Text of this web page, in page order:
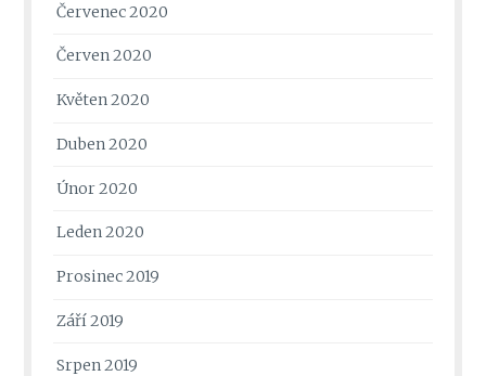
Červenec 2020
Červen 2020
Květen 2020
Duben 2020
Únor 2020
Leden 2020
Prosinec 2019
Září 2019
Srpen 2019